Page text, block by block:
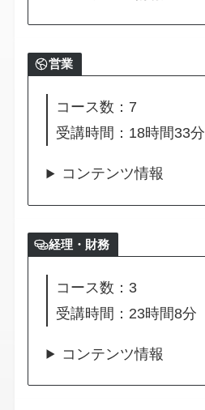
営業
コース数：7
受講時間：18時間33分
コンテンツ情報
経理・財務
コース数：3
受講時間：23時間8分
コンテンツ情報